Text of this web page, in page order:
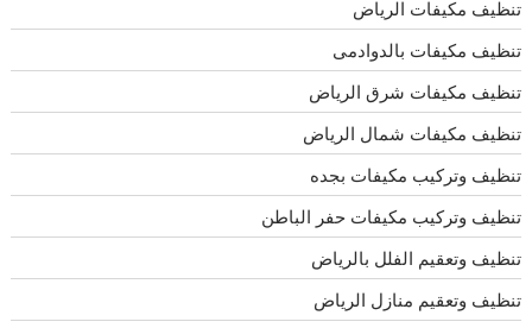
تنظيف مكيفات الرياض
تنظيف مكيفات بالدوادمى
تنظيف مكيفات شرق الرياض
تنظيف مكيفات شمال الرياض
تنظيف وتركيب مكيفات بجده
تنظيف وتركيب مكيفات حفر الباطن
تنظيف وتعقيم الفلل بالرياض
تنظيف وتعقيم منازل الرياض